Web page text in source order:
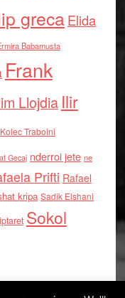
grecaElida
Babamusta
Frank
Llojdia Ilir
Kolec Traboini
Gecaj nderroi jete ne
Prifti Rafael
kripa Sadik Elshani
Sokol